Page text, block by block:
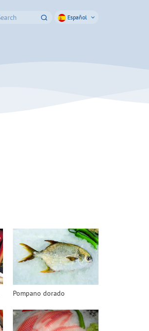
Español
Pompano dorado